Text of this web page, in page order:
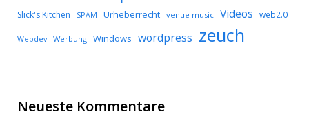
Slick's Kitchen SPAM Urheberrecht venue music Videos web2.0
Webdev Werbung Windows wordpress zeuch
Neueste Kommentare